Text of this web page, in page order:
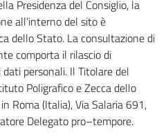
Presidenza del Consiglio, la
all’interno del sito è
dello Stato. La consultazione di
comporta il rilascio di
personali. Il Titolare del
Poligrafico e Zecca dello
Roma (Italia), Via Salaria 691,
Delegato pro–tempore.